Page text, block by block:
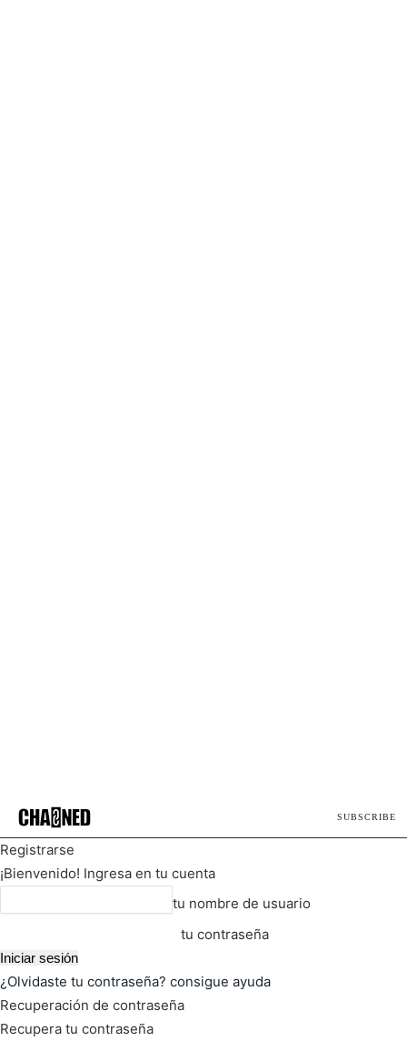
SUBSCRIBE
Registrarse
¡Bienvenido! Ingresa en tu cuenta
tu nombre de usuario
tu contraseña
¿Olvidaste tu contraseña? consigue ayuda
Recuperación de contraseña
Recupera tu contraseña